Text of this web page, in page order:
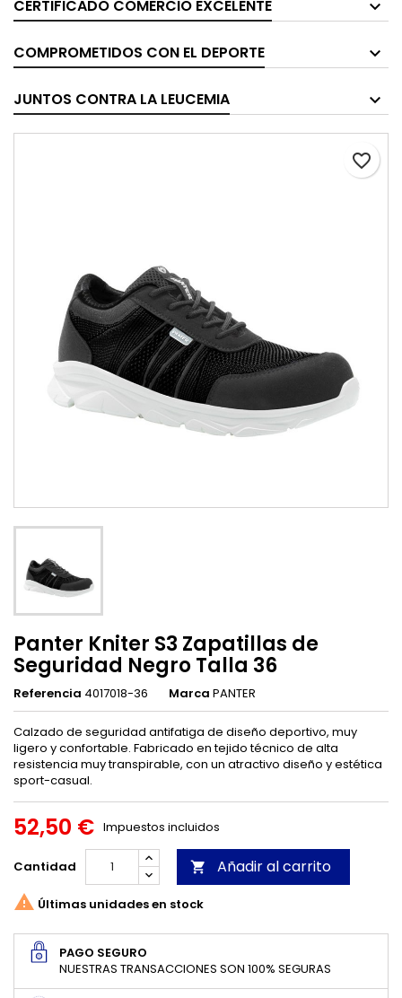
CERTIFICADO COMERCIO EXCELENTE
COMPROMETIDOS CON EL DEPORTE
JUNTOS CONTRA LA LEUCEMIA
favorite_border
Panter Kniter S3 Zapatillas de
Seguridad Negro Talla 36
Referencia 4017018-36 Marca PANTER
Calzado de seguridad antifatiga de diseño deportivo, muy
ligero y confortable. Fabricado en tejido técnico de alta
resistencia muy transpirable, con un atractivo diseño y estética
sport-casual.
52,50 € Impuestos incluidos
Cantidad  Añadir al carrito
 Últimas unidades en stock
PAGO SEGURO
NUESTRAS TRANSACCIONES SON 100% SEGURAS